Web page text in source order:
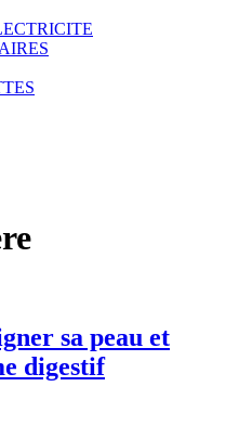
sa peau et
digestif